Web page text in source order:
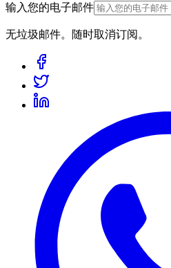
输入您的电子邮件
无垃圾邮件。随时取消订阅。